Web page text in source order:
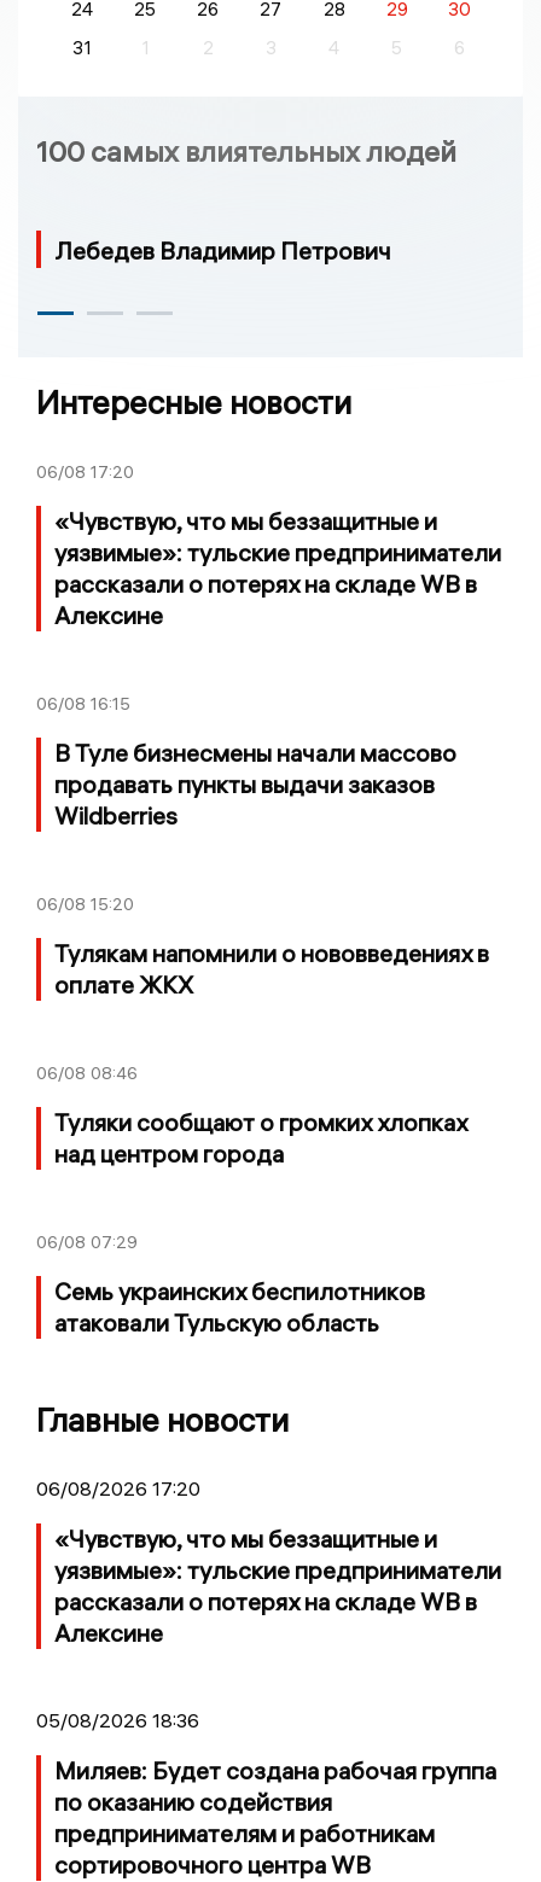
24 25 26 27 28 29
30
31
1 2 3 4 5 6
100 самых влиятельных людей
Лебедев Владимир Петрович
Интересные новости
06/08 17:20
«Чувствую, что мы беззащитные и
уязвимые»: тульские предприниматели
рассказали о потерях на складе WB в
Алексине
06/08 16:15
В Туле бизнесмены начали массово
продавать пункты выдачи заказов
Wildberries
06/08 15:20
Тулякам напомнили о нововведениях в
оплате ЖКХ
06/08 08:46
Туляки сообщают о громких хлопках
над центром города
06/08 07:29
Семь украинских беспилотников
атаковали Тульскую область
Главные новости
06/08/2026 17:20
«Чувствую, что мы беззащитные и
уязвимые»: тульские предприниматели
рассказали о потерях на складе WB в
Алексине
05/08/2026 18:36
Миляев: Будет создана рабочая группа
по оказанию содействия
предпринимателям и работникам
сортировочного центра WB